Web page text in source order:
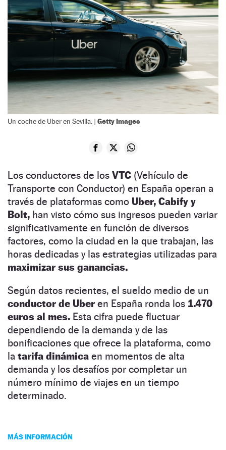
Un coche de Uber en Sevilla. | Getty Images
Los conductores de los VTC (Vehículo de
Transporte con Conductor) en España operan a
través de plataformas como Uber, Cabify y
Bolt, han visto cómo sus ingresos pueden variar
significativamente en función de diversos
factores, como la ciudad en la que trabajan, las
horas dedicadas y las estrategias utilizadas para
maximizar sus ganancias.
Según datos recientes, el sueldo medio de un
conductor de Uberen España ronda los 1.470
euros al mes. Esta cifra puede fluctuar
dependiendo de la demanda y de las
bonificaciones que ofrece la plataforma, como
la tarifa dinámica en momentos de alta
demanda y los desafíos por completar un
número mínimo de viajes en un tiempo
determinado.
MÁS INFORMACIÓN